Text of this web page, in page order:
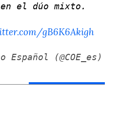
el dúo mixto.
gB6K6Akigh
(@COE_es)